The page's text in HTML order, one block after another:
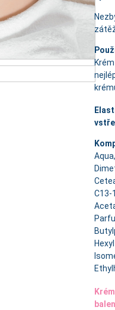
C13-